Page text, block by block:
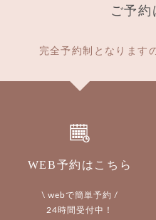
ご予約
完全予約制となります
WEB予約はこちら
\ webで簡単予約 /
24時間受付中！